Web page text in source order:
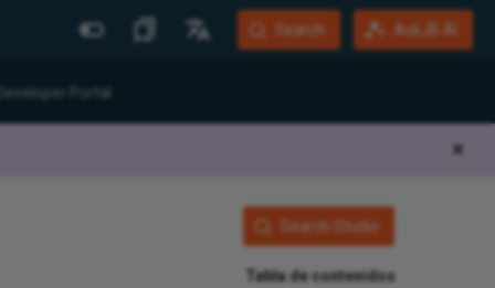
Más Sitios
Jitterbit Website
English
Search AskJB AI
Portal
✕
Search Studio
Tabla de contenidos